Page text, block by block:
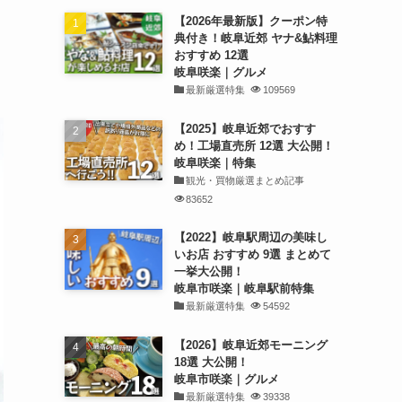
【2026年最新版】クーポン特
典付き！岐阜近郊 ヤナ&鮎料理
おすすめ 12選
岐阜咲楽｜グルメ
最新厳選特集 109569
【2025】岐阜近郊でおすす
め！工場直売所 12選 大公開！
岐阜咲楽｜特集
観光・買物厳選まとめ記事
83652
【2022】岐阜駅周辺の美味し
いお店 おすすめ 9選 まとめて
一挙大公開！
岐阜市咲楽｜岐阜駅前特集
最新厳選特集 54592
【2026】岐阜近郊モーニング
18選 大公開！
岐阜市咲楽｜グルメ
最新厳選特集 39338